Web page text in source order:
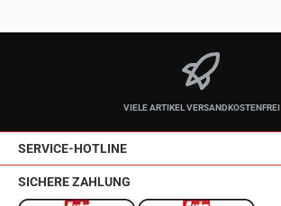
VIELE ARTIKEL VERSANDKOSTENFREI
SERVICE-HOTLINE
SICHERE ZAHLUNG